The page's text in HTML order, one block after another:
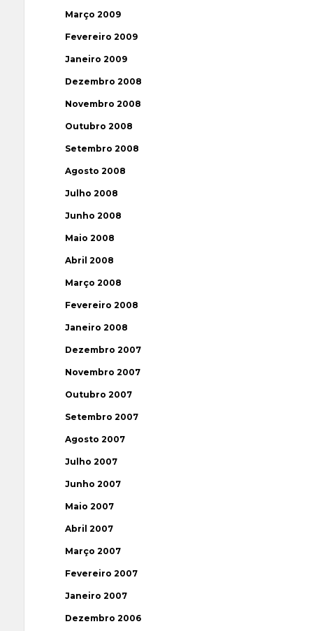
Março 2009
Fevereiro 2009
Janeiro 2009
Dezembro 2008
Novembro 2008
Outubro 2008
Setembro 2008
Agosto 2008
Julho 2008
Junho 2008
Maio 2008
Abril 2008
Março 2008
Fevereiro 2008
Janeiro 2008
Dezembro 2007
Novembro 2007
Outubro 2007
Setembro 2007
Agosto 2007
Julho 2007
Junho 2007
Maio 2007
Abril 2007
Março 2007
Fevereiro 2007
Janeiro 2007
Dezembro 2006